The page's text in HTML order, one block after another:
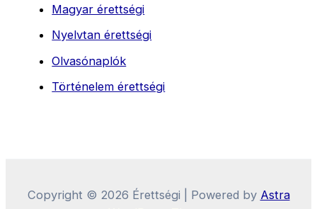
Magyar érettségi
Nyelvtan érettségi
Olvasónaplók
Történelem érettségi
Copyright © 2026 Érettségi | Powered by Astra